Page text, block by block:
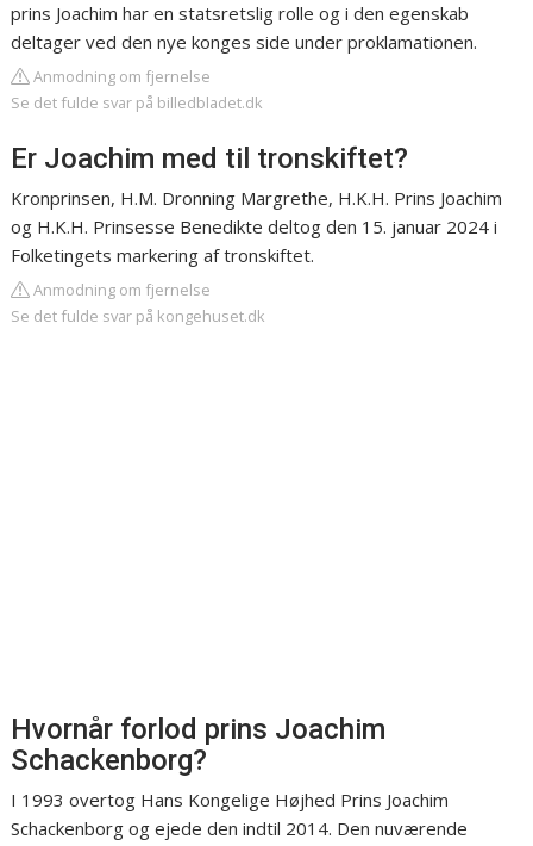
prins Joachim har en statsretslig rolle og i den egenskab
deltager ved den nye konges side under proklamationen.
Anmodning om fjernelse
Se det fulde svar på billedbladet.dk
Er Joachim med til tronskiftet?
Kronprinsen, H.M. Dronning Margrethe, H.K.H. Prins Joachim
og H.K.H. Prinsesse Benedikte deltog den 15. januar 2024 i
Folketingets markering af tronskiftet.
Anmodning om fjernelse
Se det fulde svar på kongehuset.dk
Hvornår forlod prins Joachim
Schackenborg?
I 1993 overtog Hans Kongelige Højhed Prins Joachim
Schackenborg og ejede den indtil 2014. Den nuværende